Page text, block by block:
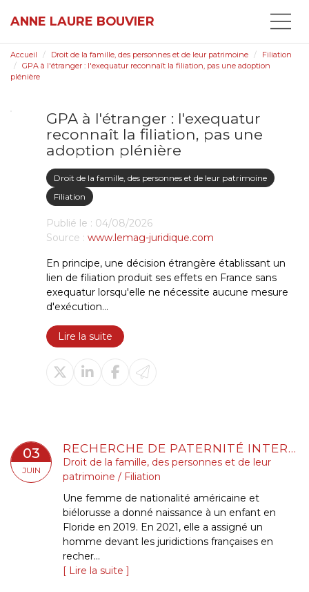
ANNE LAURE BOUVIER
Accueil Droit de la famille, des personnes et de leur patrimoine
Filiation
GPA à l'étranger : l'exequatur reconnaît la filiation, pas une adoption
plénière
GPA à l'étranger : l'exequatur
reconnaît la filiation, pas une
adoption plénière
Publié le : 04/08/2026
Droit de la famille, des personnes et de leur patrimoine
Filiation
Source : www.lemag-juridique.com
En principe, une décision étrangère établissant un
lien de filiation produit ses effets en France sans
exequatur lorsqu'elle ne nécessite aucune mesure
d'exécution...
Lire la suite
RECHERCHE DE PATERNITÉ INTERNATIONALE : CASSATION DE L’ARRÊT APPLIQUANT LA LOI DE FLORIDE
03
JUIN
Droit de la famille, des personnes et de leur
patrimoine / Filiation
Une femme de nationalité américaine et
biélorusse a donné naissance à un enfant en
Floride en 2019. En 2021, elle a assigné un
homme devant les juridictions françaises en
recher...
Lire la suite